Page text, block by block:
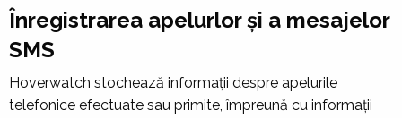
Înregistrarea apelurlor și a mesajelor
SMS
Hoverwatch stochează informații despre apelurile
telefonice efectuate sau primite, împreună cu informații